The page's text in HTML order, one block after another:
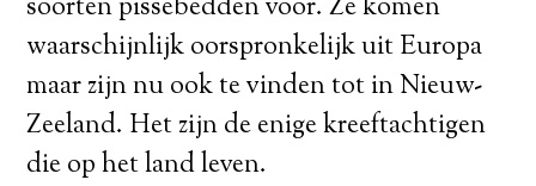
soorten pissebedden voor. Ze komen
waarschijnlijk oorspronkelijk uit Europa
maar zijn nu ook te vinden tot in Nieuw-
Zeeland. Het zijn de enige kreeftachtigen
die op het land leven.